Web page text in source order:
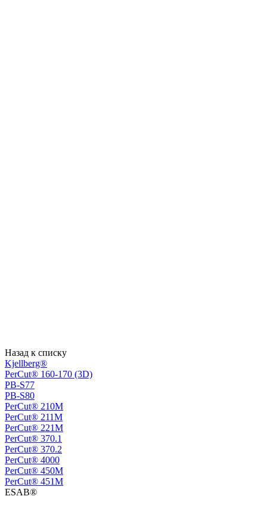
Назад к списку
Kjellberg®
PerCut® 160-170 (3D)
PB-S77
PB-S80
PerСut® 210M
PerСut® 211M
PerСut® 221M
PerСut® 370.1
PerСut® 370.2
PerСut® 4000
PerСut® 450M
PerСut® 451M
ESAB®